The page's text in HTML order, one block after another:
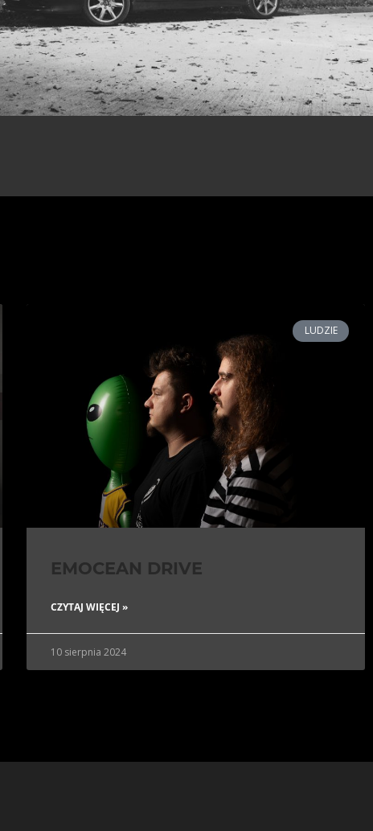
LUDZIE
EMOCEAN DRIVE
CZYTAJ WIĘCEJ »
10 sierpnia 2024